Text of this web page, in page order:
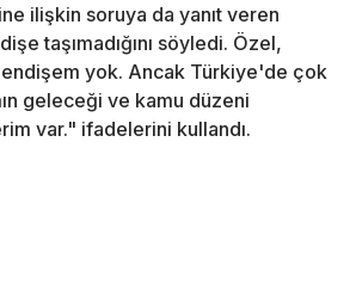
ilişkin soruya da yanıt veren
taşımadığını söyledi. Özel,
yok. Ancak Türkiye'de çok
geleceği ve kamu düzeni
var." ifadelerini kullandı.